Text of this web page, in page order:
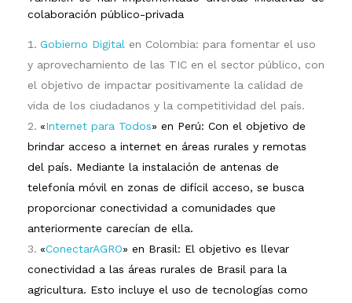
colaboración público-privada
Gobierno Digital en Colombia: para fomentar el uso
y aprovechamiento de las TIC en el sector público, con
el objetivo de impactar positivamente la calidad de
vida de los ciudadanos y la competitividad del país.
«Internet para Todos» en Perú: Con el objetivo de
brindar acceso a internet en áreas rurales y remotas
del país. Mediante la instalación de antenas de
telefonía móvil en zonas de difícil acceso, se busca
proporcionar conectividad a comunidades que
anteriormente carecían de ella.
«ConectarAGRO» en Brasil: El objetivo es llevar
conectividad a las áreas rurales de Brasil para la
agricultura. Esto incluye el uso de tecnologías como